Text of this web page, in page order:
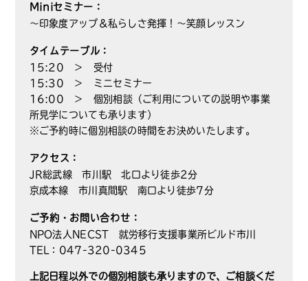
Miniセミナー：
～印象度アップ＆私らしさ発揮！～笑顔レッスン
タイムテーブル：
15:20 ＞ 受付
15:30 ＞ ミニセミナー
16:00 ＞ 個別相談（ご利用についての説明や事業
所見学についても承ります）
※ご予約時に個別相談の時間をお決めいたします。
アクセス：
JR総武線 市川駅 北口より徒歩2分
京成本線 市川真間駅 南口より徒歩7分
ご予約・お問い合わせ：
NPO法人NECST 就労移行支援事業所ビルド市川
TEL：047-320-0345
上記日程以外での個別相談も承りますので、ご相談くだ